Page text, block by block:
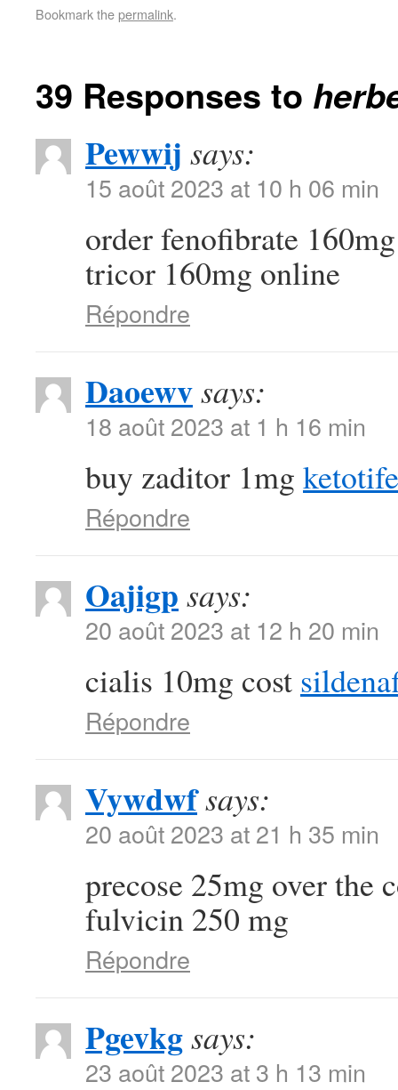
Bookmark thepermalink.
39 Responses to
Pewwij says:
15 août 2023 at 10 h 06 min
order fenofibrate
tricor 160mg online
Répondre
Daoewvsays:
18 août 2023 at 1 h 16 min
buy zaditor 1mg
Répondre
Oajigp says:
20 août 2023 at 12 h 20 min
cialis 10mg cost
Répondre
Vywdwfsays:
20 août 2023 at 21 h 35 min
precose 25mg over the
fulvicin 250 mg
Répondre
Pgevkgsays:
23 août 2023 at 3 h 13 min